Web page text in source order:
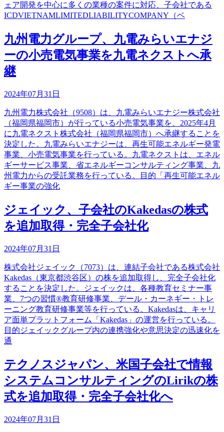
ェア開発を中心に多くの業種の案件に対応、子会社である
ICDVIETNAMLIMITEDLIABILITYCOMPANY（ベ
九州電力グループ、九電みらいエナジ
ーの小売電気事業を九電ネクストへ承
継
2024年07月31日
九州電力株式会社（9508）は、九電みらいエナジー株式会社
（福岡県福岡市）が行っている小売電気事業を、2025年4月
に九電ネクスト株式会社（福岡県福岡市）へ承継することを
決定した。九電みらいエナジーは、再生可能エネルギー発電
事業、小売電気事業を行っている。九電ネクストは、エネル
ギーサービス事業、省エネルギーコンサルティング事業、九
州電力からの受託業務を行っている。目的「再生可能エネル
ギー事業の強化
ジェイック、子会社のKakedasの株式
を追加取得・完全子会社化
2024年07月31日
株式会社ジェイック（7073）は、連結子会社である株式会社
Kakedas（東京都渋谷区）の株を追加取得し、完全子会社化
することを決定した。ジェイックは、各種教育セミナー事
業、7つの習慣®教育研修事業、デール・カーネギー・トレ
ーニング教育研修事業等を行っている。Kakedasは、キャリ
ア面単プラットフォーム「Kakedas」の運営を行っている。
目的ジェイックグループ内の連携強化や意思決定の迅速化を
通
テクノスジャパン、米国子会社で情報
システムコンサルティングのLirikの株
式を追加取得・完全子会社化へ
2024年07月31日